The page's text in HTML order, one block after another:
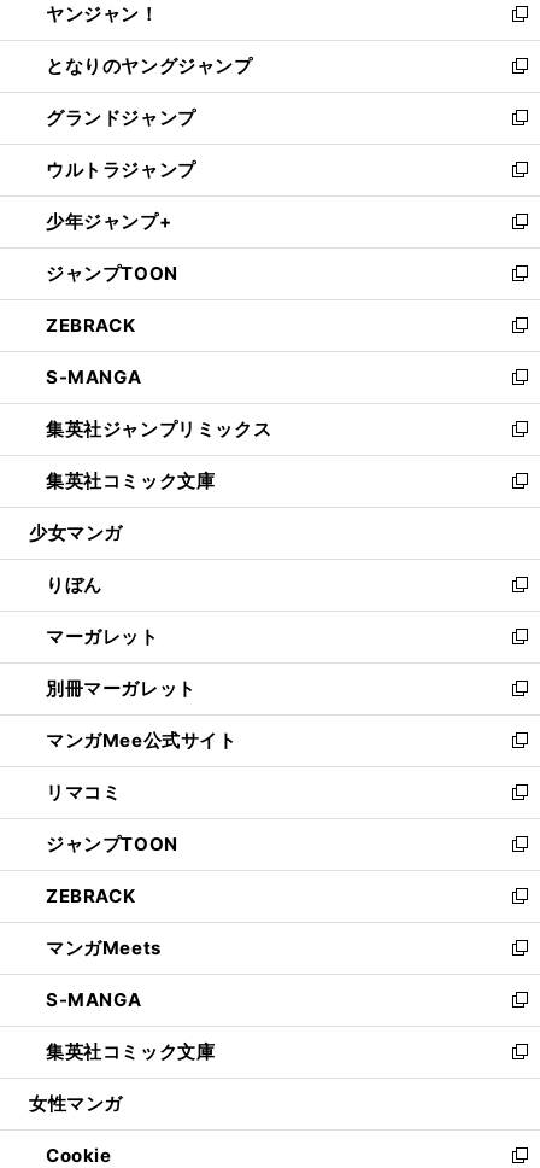
く
で
開
く
ィ
ン
ド
ウ
で
開
く
い
ウ
ィ
ン
ド
ウ
で
開
く
ヤンジャン！
新
し
い
ウ
ィ
ン
ド
ウ
で
開
く
となりのヤングジャンプ
新
し
い
ウ
ィ
ン
ド
ウ
で
開
く
グランドジャンプ
新
し
い
ウ
ィ
ン
ド
ウ
で
開
く
ウルトラジャンプ
新
し
い
ウ
ィ
ン
ド
ウ
で
開
く
少年ジャンプ+
新
し
い
ウ
ィ
ン
ド
ウ
で
開
く
ジャンプTOON
新
し
い
ウ
ィ
ン
ド
ウ
で
開
ZEBRACK
新
し
い
ウ
ィ
ン
ド
ウ
開
く
S-MANGA
新
し
い
ウ
ィ
ン
ウ
で
開
く
集英社ジャンプリミックス
新
し
い
ウ
ン
ド
ウ
で
開
く
集英社コミック文庫
新
し
ウ
ィ
ン
ド
ウ
で
開
く
少女マンガ
りぼん
新
し
い
ウ
ィ
ン
ド
ウ
で
開
く
マーガレット
新
し
い
ウ
ィ
ン
ド
ウ
で
開
く
別冊マーガレット
新
し
い
ウ
ィ
ン
ド
ウ
で
開
く
マンガMee公式サイト
新
し
い
ウ
ィ
ン
ド
ウ
で
開
く
リマコミ
新
し
い
ウ
ィ
ン
ド
ウ
で
開
く
ジャンプTOON
新
し
い
ウ
ィ
ン
ド
ウ
で
開
ZEBRACK
新
し
い
ウ
ィ
ン
ド
ウ
開
く
マンガMeets
新
し
い
ウ
ィ
ン
ウ
で
S-MANGA
新
し
い
ウ
ン
ド
集英社コミック文庫
新
し
ウ
ィ
女性マンガ
Cookie 新